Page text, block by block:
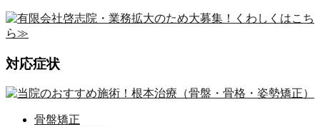
対応症状
骨盤矯正